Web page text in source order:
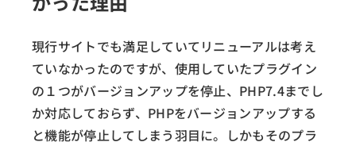
現行サイトでも満足していてリニューアルは考え
ていなかったのですが、使用していたプラグイン
の１つがバージョンアップを停止、PHP7.4までし
か対応しておらず、PHPをバージョンアップする
と機能が停止してしまう羽目に。しかもそのプラ